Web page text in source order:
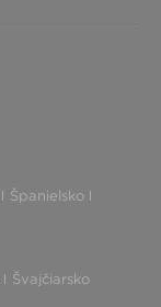
Španielsko
Švajčiarsko